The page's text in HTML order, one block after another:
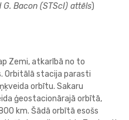
G. Bacon (STScI) attēls)
Zemi, atkarībā no to
Orbitālā stacija parasti
orbītu. Sakaru
ģeostacionārajā orbītā,
km. Šādā orbītā esošs